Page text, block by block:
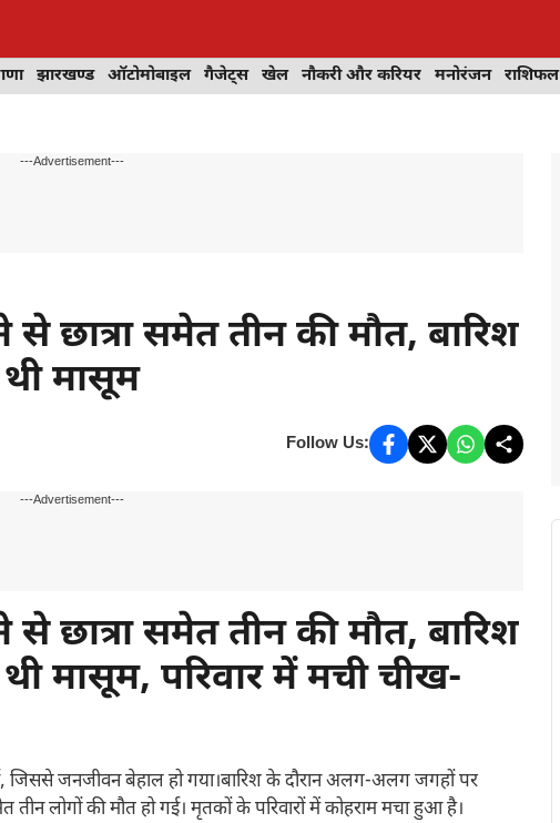
झारखण्ड ऑटोमोबाइल गैजेट्स खेल नौकरी और करियर मनोरंजन राशिफल
---Advertisement---
छात्रा समेत तीन की मौत, बारिश
मासूम
Follow Us:
---Advertisement---
छात्रा समेत तीन की मौत, बारिश
मासूम, परिवार में मची चीख-
जनजीवन बेहाल हो गया।बारिश के दौरान अलग-अलग जगहों पर
लोगों की मौत हो गई। मृतकों के परिवारों में कोहराम मचा हुआ है।